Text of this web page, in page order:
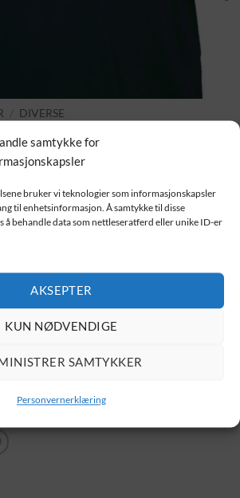
samtykke for
bruker vi teknologier som informasjonskapsler
til enhetsinformasjon. Å samtykke til disse
å behandle data som nettleseratferd eller unike ID-er
AKSEPTER
KUN NØDVENDIGE
SAMTYKKER
Personvernerklæring
DIVERSE